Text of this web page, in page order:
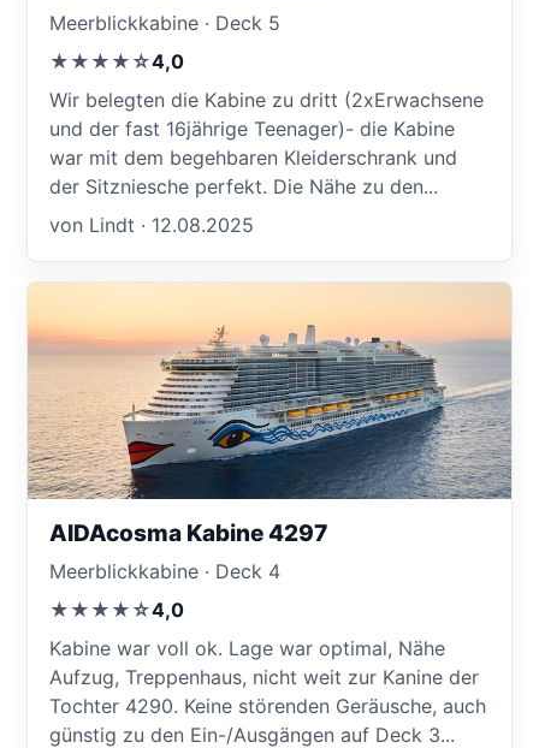
Meerblickkabine · Deck 5
★★★★☆4,0
Wir belegten die Kabine zu dritt (2xErwachsene
und der fast 16jährige Teenager)- die Kabine
war mit dem begehbaren Kleiderschrank und
der Sitzniesche perfekt. Die Nähe zu den...
von Lindt · 12.08.2025
AIDAcosma Kabine 4297
Meerblickkabine · Deck 4
★★★★☆4,0
Kabine war voll ok. Lage war optimal, Nähe
Aufzug, Treppenhaus, nicht weit zur Kanine der
Tochter 4290. Keine störenden Geräusche, auch
günstig zu den Ein-/Ausgängen auf Deck 3...